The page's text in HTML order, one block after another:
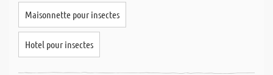
Maisonnette pour insectes
Hotel pour insectes